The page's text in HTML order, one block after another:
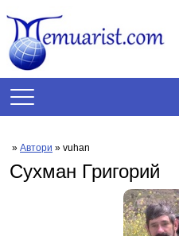
» Автори » vuhan
Сухман Григорий